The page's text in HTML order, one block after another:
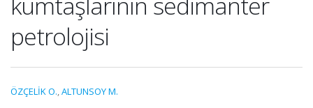
petrolojisi
ÖZÇELİK O.,ALTUNSOY M.